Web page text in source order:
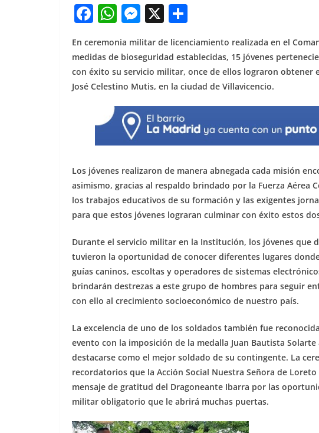
F
c
e
b
o
k
W
h
at
s
A
p
p
M
e
ss
e
n
g
er
X
h
ar
e
En ceremonia militar de licenciamiento realizada en el
medidas de bioseguridad establecidas, 15 jóvenes
con éxito su servicio militar, once de ellos lograron
José Celestino Mutis, en la ciudad de Villavicencio.
Los jóvenes realizaron de manera abnegada cada misión
asimismo, gracias al respaldo brindado por la Fuerza Aérea
los trabajos educativos de su formación y las exigentes
para que estos jóvenes lograran culminar con éxito estos
Durante el servicio militar en la Institución, los jóvenes que
tuvieron la oportunidad de conocer diferentes lugares
guías caninos, escoltas y operadores de sistemas
brindarán destrezas a este grupo de hombres para seguir
con ello al crecimiento socioeconómico de nuestro país.
La excelencia de uno de los soldados también fue
evento con la imposición de la medalla Juan Bautista
destacarse como el mejor soldado de su contingente. La
recordatorios que la Acción Social Nuestra Señora de
mensaje de gratitud del Dragoneante Ibarra por las
militar obligatorio que le abrirá muchas puertas.